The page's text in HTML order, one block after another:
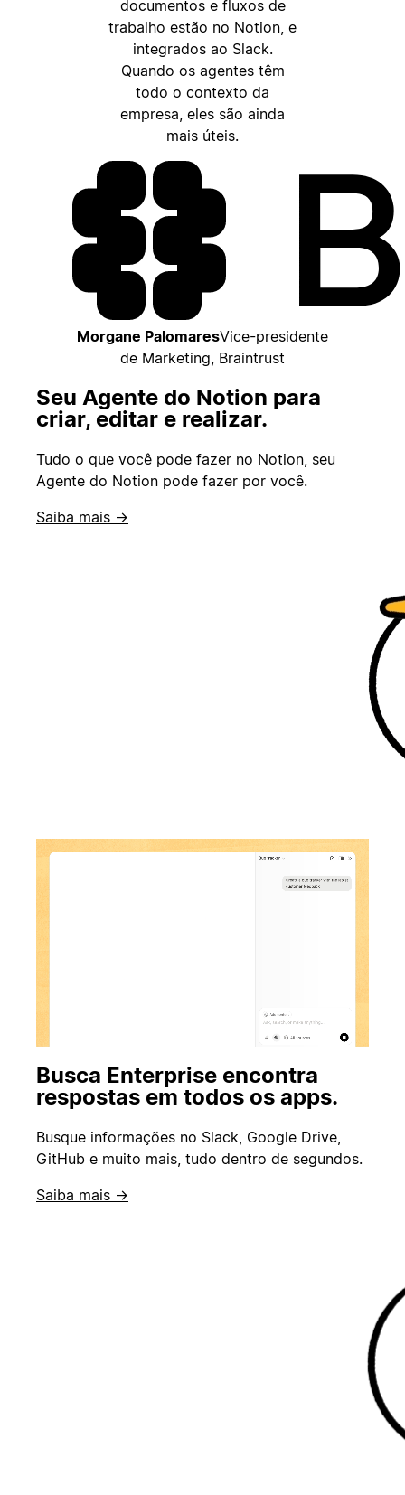
documentos e fluxos de
trabalho estão no Notion, e
integrados ao Slack.
Quando os agentes têm
todo o contexto da
empresa, eles são ainda
mais úteis.
Morgane PalomaresVice-presidente
de Marketing, Braintrust
Seu Agente do Notion para
criar, editar e realizar.
Tudo o que você pode fazer no Notion, seu
Agente do Notion pode fazer por você.
Saiba mais →
Busca Enterprise encontra
respostas em todos os apps.
Busque informações no Slack, Google Drive,
GitHub e muito mais, tudo dentro de segundos.
Saiba mais →